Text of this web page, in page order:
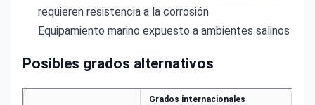
requieren resistencia a la corrosión
Equipamiento marino expuesto a ambientes salinos
Posibles grados alternativos
Grados internacionales